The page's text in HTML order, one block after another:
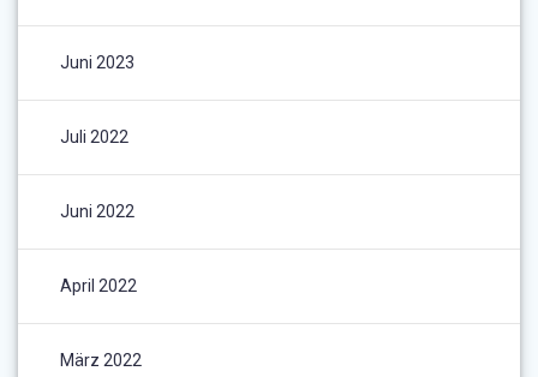
Juni 2023
Juli 2022
Juni 2022
April 2022
März 2022